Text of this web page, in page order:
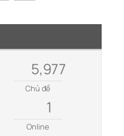
5,977
Chủ đề
1
Online